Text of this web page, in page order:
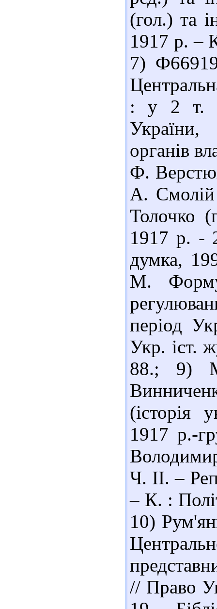
(гол.) та
1917 р. –
7)
: у 2 т. /
органів
Ф.
А.
Толочко
1917 р. -
думка,
М.
період
Укр. іст.
88.; 9)
(історія
1917 р.-
Ч. ІІ. –
– К. :
10)
// Право